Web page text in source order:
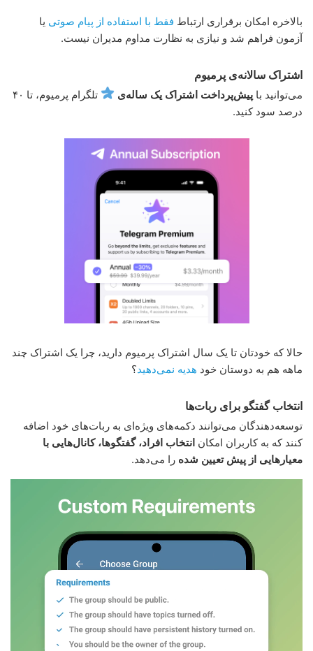
بالاخره امکان برقراری ارتباط فقط با استفاده از پیام صوتی یا
آزمون فراهم شد و نیازی به نظارت مداوم مدیران نیست.
اشتراک سالانه‌ی پرمیوم
می‌توانید با پیش‌پرداخت اشتراک یک ساله‌ی
تلگرام پرمیوم، تا ۴۰
درصد سود کنید.
حالا که خودتان تا یک سال اشتراک پرمیوم دارید، چرا یک اشتراک چند
ماهه هم به دوستان خود هدیه نمی‌دهید؟
انتخاب گفتگو برای ربات‌ها
توسعه‌دهندگان می‌توانند دکمه‌های ویژه‌ای به ربات‌های خود اضافه
کنند که به کاربران امکان انتخاب افراد، گفتگوها، کانال‌هایی با
معیارهایی از پیش تعیین شده را می‌دهد.